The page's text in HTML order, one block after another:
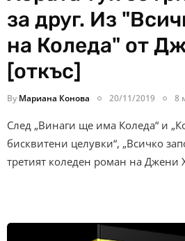
за друг. Из
на Коледа" от
[откъс]
By Мариана Конова 20/11/2019 8
След „Винаги ще има Коледа“ и
бисквитени целувки“, „Всичко
третият коледен роман на Джени